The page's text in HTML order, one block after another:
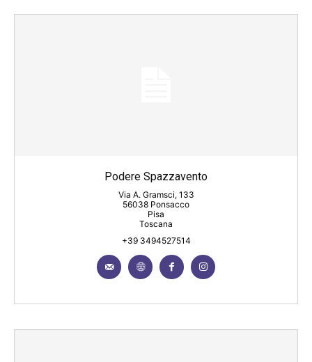
Podere Spazzavento
Via A. Gramsci, 133
56038 Ponsacco
Pisa
Toscana
+39 3494527514